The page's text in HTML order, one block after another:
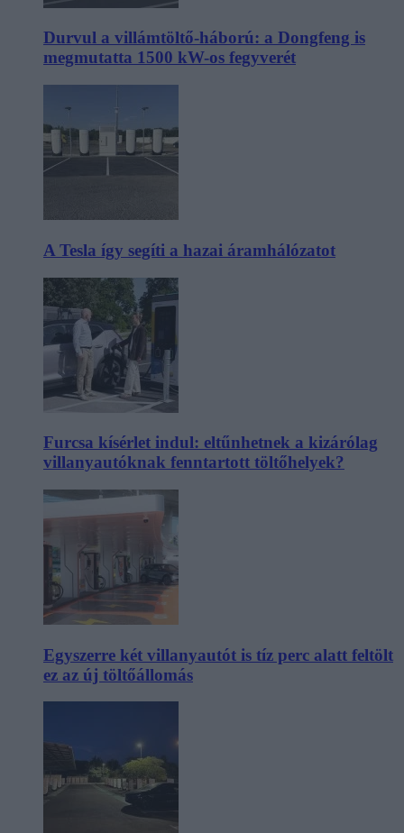
Durvul a villámtöltő-háború: a Dongfeng is
megmutatta 1500 kW-os fegyverét
A Tesla így segíti a hazai áramhálózatot
Furcsa kísérlet indul: eltűnhetnek a kizárólag
villanyautóknak fenntartott töltőhelyek?
Egyszerre két villanyautót is tíz perc alatt feltölt
ez az új töltőállomás